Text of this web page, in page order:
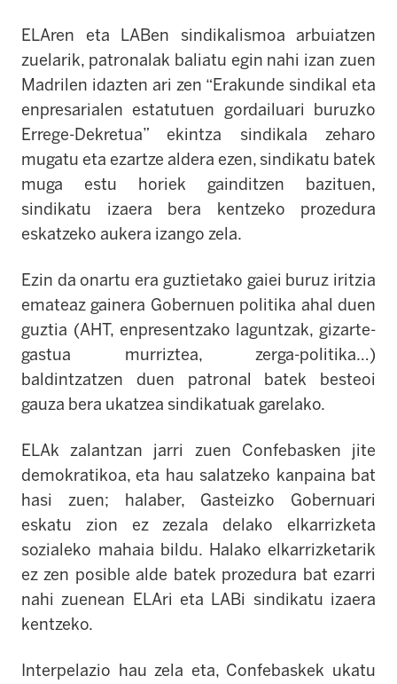
ELAren eta LABen sindikalismoa arbuiatzen
zuelarik, patronalak baliatu egin nahi izan zuen
Madrilen idazten ari zen “Erakunde sindikal eta
enpresarialen estatutuen gordailuari buruzko
Errege-Dekretua” ekintza sindikala zeharo
mugatu eta ezartze aldera ezen, sindikatu batek
muga estu horiek gainditzen bazituen,
sindikatu izaera bera kentzeko prozedura
eskatzeko aukera izango zela.
Ezin da onartu era guztietako gaiei buruz iritzia
emateaz gainera Gobernuen politika ahal duen
guztia (AHT, enpresentzako laguntzak, gizarte-
gastua murriztea, zerga-politika…)
baldintzatzen duen patronal batek besteoi
gauza bera ukatzea sindikatuak garelako.
ELAk zalantzan jarri zuen Confebasken jite
demokratikoa, eta hau salatzeko kanpaina bat
hasi zuen; halaber, Gasteizko Gobernuari
eskatu zion ez zezala delako elkarrizketa
sozialeko mahaia bildu. Halako elkarrizketarik
ez zen posible alde batek prozedura bat ezarri
nahi zuenean ELAri eta LABi sindikatu izaera
kentzeko.
Interpelazio hau zela eta, Confebaskek ukatu